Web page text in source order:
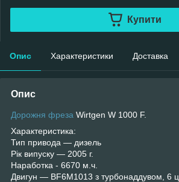
Купити
Опис Характеристики Доставка
Опис
Дорожня фреза Wirtgen W 1000 F.
Характеристика:
Тип привода — дизель
Рік випуску — 2005 г.
Наработка - 6670 м.ч.
Двигун — BF6M1013 з турбонаддувом, 6 ц.